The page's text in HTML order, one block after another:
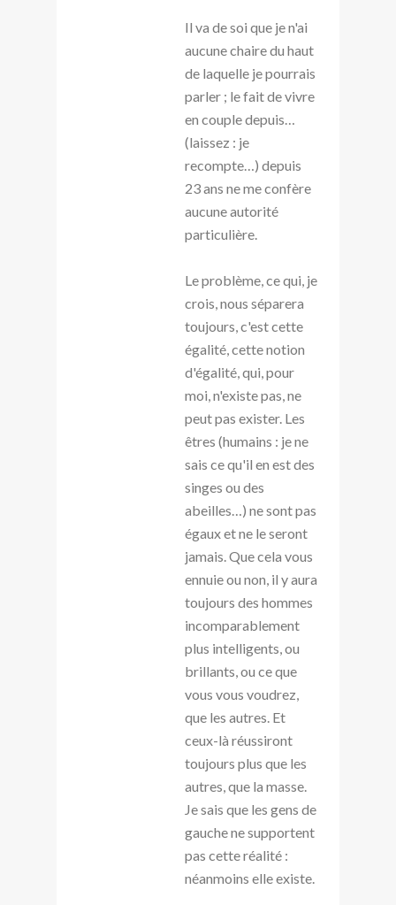
Il va de soi que je n'ai
aucune chaire du haut
de laquelle je pourrais
parler ; le fait de vivre
en couple depuis…
(laissez : je
recompte…) depuis
23 ans ne me confère
aucune autorité
particulière.
Le problème, ce qui, je
crois, nous séparera
toujours, c'est cette
égalité, cette notion
d'égalité, qui, pour
moi, n'existe pas, ne
peut pas exister. Les
êtres (humains : je ne
sais ce qu'il en est des
singes ou des
abeilles…) ne sont pas
égaux et ne le seront
jamais. Que cela vous
ennuie ou non, il y aura
toujours des hommes
incomparablement
plus intelligents, ou
brillants, ou ce que
vous vous voudrez,
que les autres. Et
ceux-là réussiront
toujours plus que les
autres, que la masse.
Je sais que les gens de
gauche ne supportent
pas cette réalité :
néanmoins elle existe.